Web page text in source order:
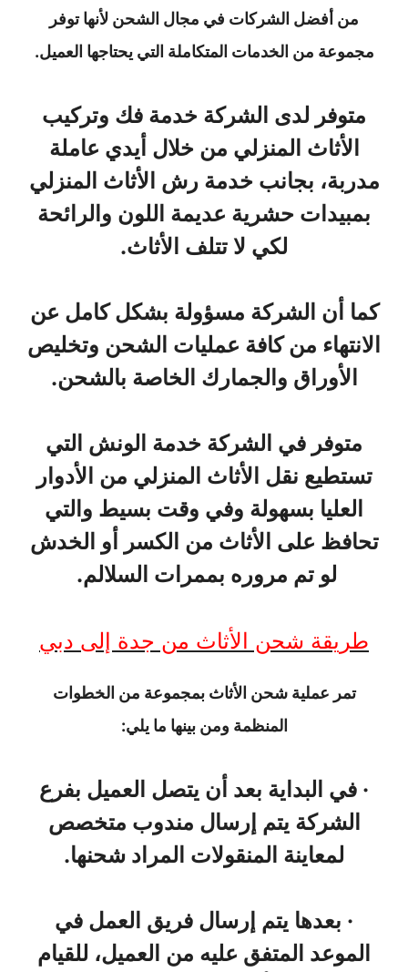
من أفضل الشركات في مجال الشحن لأنها توفر
مجموعة من الخدمات المتكاملة التي يحتاجها العميل.
متوفر لدى الشركة خدمة فك وتركيب
الأثاث المنزلي من خلال أيدي عاملة
مدربة، بجانب خدمة رش الأثاث المنزلي
بمبيدات حشرية عديمة اللون والرائحة
لكي لا تتلف الأثاث.
كما أن الشركة مسؤولة بشكل كامل عن
الانتهاء من كافة عمليات الشحن وتخليص
الأوراق والجمارك الخاصة بالشحن.
متوفر في الشركة خدمة الونش التي
تستطيع نقل الأثاث المنزلي من الأدوار
العليا بسهولة وفي وقت بسيط والتي
تحافظ على الأثاث من الكسر أو الخدش
لو تم مروره بممرات السلالم.
طريقة شحن الأثاث من جدة إلى دبي
تمر عملية شحن الأثاث بمجموعة من الخطوات
المنظمة ومن بينها ما يلي:
· في البداية بعد أن يتصل العميل بفرع
الشركة يتم إرسال مندوب متخصص
لمعاينة المنقولات المراد شحنها.
· بعدها يتم إرسال فريق العمل في
الموعد المتفق عليه من العميل، للقيام